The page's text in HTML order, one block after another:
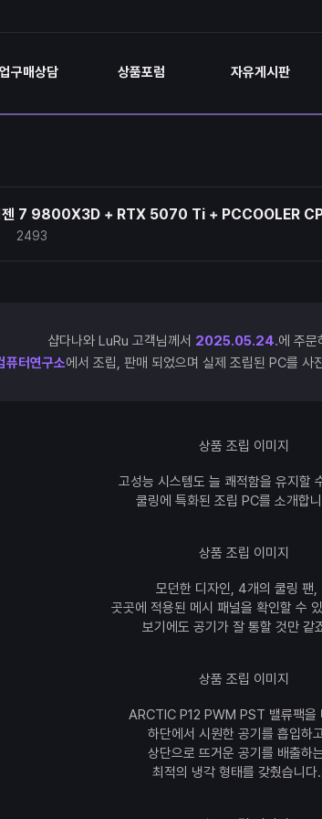
구매상담 상품포럼 자유게시판
젠 7 9800X3D + RTX 5070 Ti + PCCOOLER
2493
샵다나와 LuRu 고객님께서 2025.05.24.에 주문
퓨터연구소에서 조립, 판매 되었으며 실제 조립된 PC를 사
고성능 시스템도 늘 쾌적함을 유지할
쿨링에 특화된 조립 PC를 소개합
모던한 디자인, 4개의 쿨링 팬,
곳곳에 적용된 메시 패널을 확인할 수
보기에도 공기가 잘 통할 것만 같
ARCTIC P12 PWM PST 밸류팩을
하단에서 시원한 공기를 흡입하
상단으로 뜨거운 공기를 배출하
최적의 냉각 형태를 갖췄습니다.